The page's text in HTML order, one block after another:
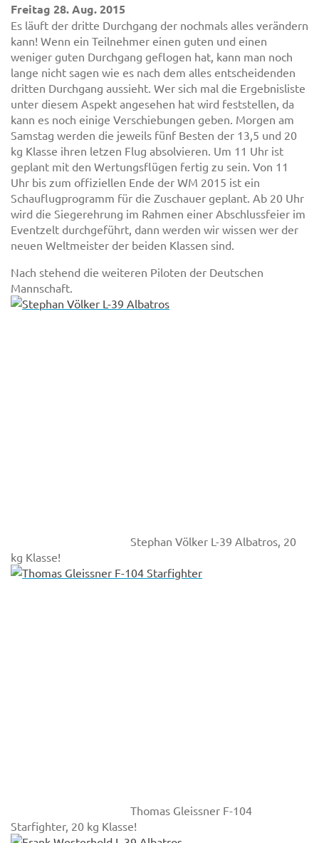
Freitag 28. Aug. 2015
Es läuft der dritte Durchgang der nochmals alles verändern
kann! Wenn ein Teilnehmer einen guten und einen
weniger guten Durchgang geflogen hat, kann man noch
lange nicht sagen wie es nach dem alles entscheidenden
dritten Durchgang aussieht. Wer sich mal die Ergebnisliste
unter diesem Aspekt angesehen hat wird feststellen, da
kann es noch einige Verschiebungen geben. Morgen am
Samstag werden die jeweils fünf Besten der 13,5 und 20
kg Klasse ihren letzen Flug absolvieren. Um 11 Uhr ist
geplant mit den Wertungsflügen fertig zu sein. Von 11
Uhr bis zum offiziellen Ende der WM 2015 ist ein
Schauflugprogramm für die Zuschauer geplant. Ab 20 Uhr
wird die Siegerehrung im Rahmen einer Abschlussfeier im
Eventzelt durchgeführt, dann werden wir wissen wer der
neuen Weltmeister der beiden Klassen sind.
Nach stehend die weiteren Piloten der Deutschen
Mannschaft.
Stephan Völker L-39 Albatros, 20
kg Klasse!
Thomas Gleissner F-104
Starfighter, 20 kg Klasse!